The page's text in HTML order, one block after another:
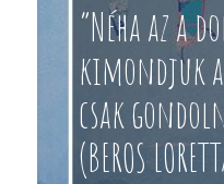
“Néha az a
kimondjuk
csak
(BEROS